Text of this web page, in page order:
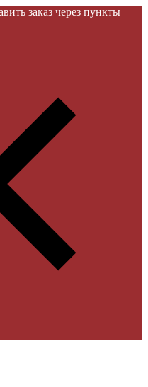
заказ через пункты